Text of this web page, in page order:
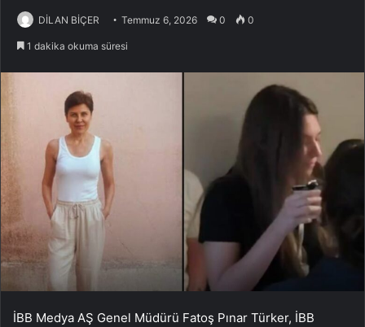
DİLAN BİÇER Temmuz 6, 2026 0 0
1 dakika okuma süresi
İBB Medya AŞ Genel Müdürü Fatoş Pınar Türker, İBB